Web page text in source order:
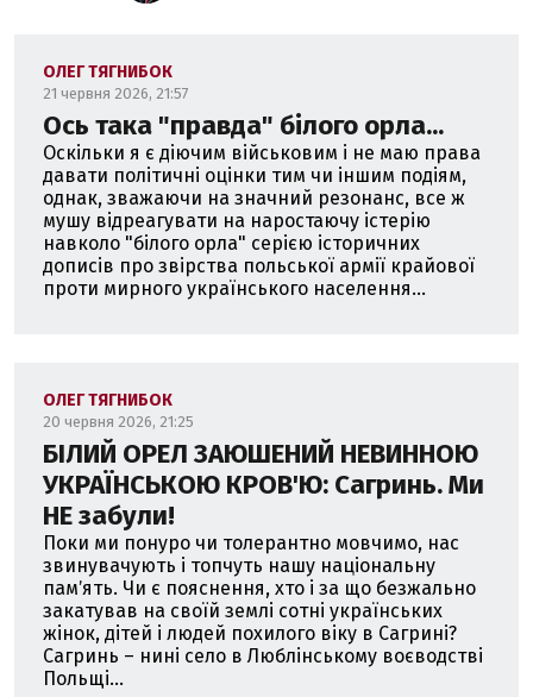
ОЛЕГ ТЯГНИБОК
21 червня 2026, 21:57
Ось така "правда" білого орла...
Оскільки я є діючим військовим і не маю права
давати політичні оцінки тим чи іншим подіям,
однак, зважаючи на значний резонанс, все ж
мушу відреагувати на наростаючу істерію
навколо "білого орла" серією історичних
дописів про звірства польської армії крайової
проти мирного українського населення...
ОЛЕГ ТЯГНИБОК
20 червня 2026, 21:25
БІЛИЙ ОРЕЛ ЗАЮШЕНИЙ НЕВИННОЮ
УКРАЇНСЬКОЮ КРОВ'Ю: Сагринь. Ми
НЕ забули!
Поки ми понуро чи толерантно мовчимо, нас
звинувачують і топчуть нашу національну
памʼять. Чи є пояснення, хто і за що безжально
закатував на своїй землі сотні українських
жінок, дітей і людей похилого віку в Сагрині?
Сагринь – нині село в Люблінському воєводстві
Польщі...